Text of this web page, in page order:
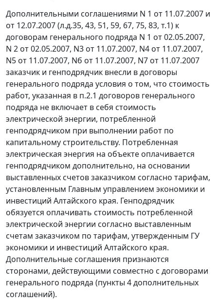
Дополнительными соглашениями N 1 от 11.07.2007 и
от 12.07.2007 (л.д.35, 43, 51, 59, 67, 75, 83, т.1) к
договорам генерального подряда N 1 от 02.05.2007,
N 2 от 02.05.2007, N3 от 11.07.2007, N4 от 11.07.2007,
N5 от 11.07.2007, Nб от 11.07.2007, N7 от 11.07.2007
заказчик и генподрядчик внесли в договоры
генерального подряда условия о том, что стоимость
работ, указанная в п.2.1 договоров генерального
подряда не включает в себя стоимость
электрической энергии, потребленной
генподрядчиком при выполнении работ по
капитальному строительству. Потребленная
электрическая энергия на объекте оплачивается
генподрядчиком дополнительно, на основании
выставленных счетов заказчиком согласно тарифам,
установленным Главным управлением экономики и
инвестиций Алтайского края. Генподрядчик
обязуется оплачивать стоимость потребленной
электрической энергии согласно выставленным
счетам заказчиком по тарифам, утвержденным ГУ
экономики и инвестиций Алтайского края.
Дополнительные соглашения признаются
сторонами, действующими совместно с договорами
генерального подряда (пункты 4 дополнительных
соглашений).